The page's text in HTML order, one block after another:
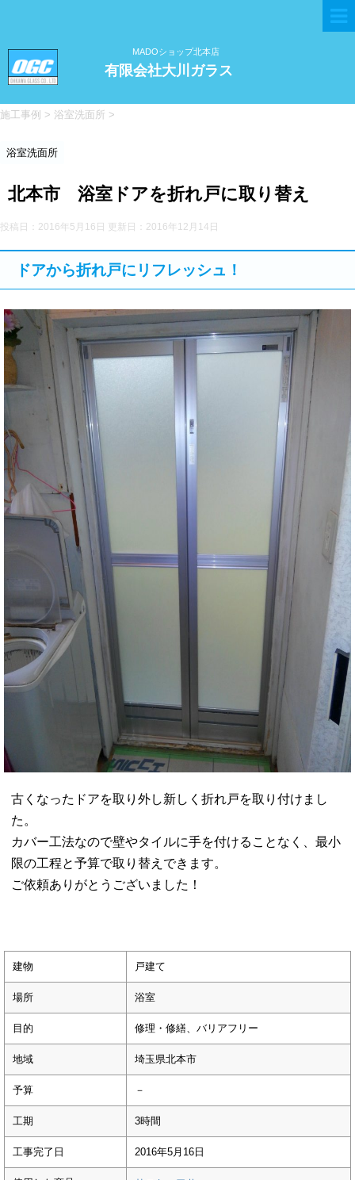
MADOショップ北本店
有限会社大川ガラス
施工事例 > 浴室洗面所 >
浴室洗面所
北本市 浴室ドアを折れ戸に取り替え
投稿日：2016年5月16日 更新日： 2016年12月14日
ドアから折れ戸にリフレッシュ！
古くなったドアを取り外し新しく折れ戸を取り付けまし
た。
カバー工法なので壁やタイルに手を付けることなく、最小
限の工程と予算で取り替えできます。
ご依頼ありがとうございました！
建物 戸建て
場所 浴室
目的 修理・修繕、バリアフリー
地域 埼玉県北本市
予算 －
工期 3時間
工事完了日 2016年5月16日